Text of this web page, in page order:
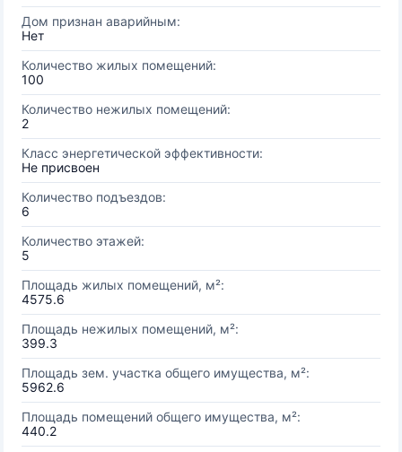
Дом признан аварийным:
Нет
Количество жилых помещений:
100
Количество нежилых помещений:
2
Класс энергетической эффективности:
Не присвоен
Количество подъездов:
6
Количество этажей:
5
Площадь жилых помещений, м²:
4575.6
Площадь нежилых помещений, м²:
399.3
Площадь зем. участка общего имущества, м²:
5962.6
Площадь помещений общего имущества, м²:
440.2